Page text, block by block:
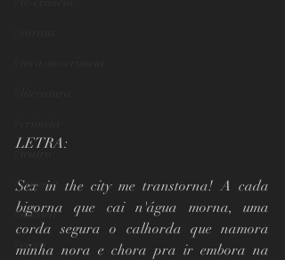
#cinema
#musica
#circo
LETRA:
Sex in the city me transtorna! A cada
bigorna que cai n'água morna, uma
corda segura o calhorda que namora
minha nora e chora pra ir embora na